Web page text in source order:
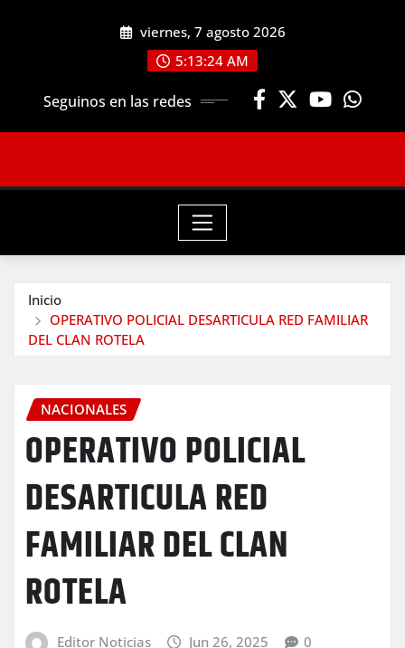
viernes, 7 agosto 2026
5:13:26 AM
Seguinos en las redes
Inicio
OPERATIVO POLICIAL DESARTICULA RED FAMILIAR
DEL CLAN ROTELA
NACIONALES
OPERATIVO POLICIAL
DESARTICULA RED
FAMILIAR DEL CLAN
ROTELA
Editor Noticias Jun 26, 2025 0